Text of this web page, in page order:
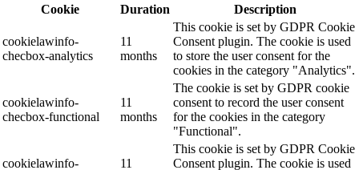
Cookie
Duration Description
cookielawinfo-
checbox-analytics
11
months
This cookie is set by GDPR Cookie
Consent plugin. The cookie is used
to store the user consent for the
cookies in the category "Analytics".
cookielawinfo-
checbox-functional
11
months
The cookie is set by GDPR cookie
consent to record the user consent
for the cookies in the category
"Functional".
cookielawinfo-
11
This cookie is set by GDPR Cookie
Consent plugin. The cookie is used